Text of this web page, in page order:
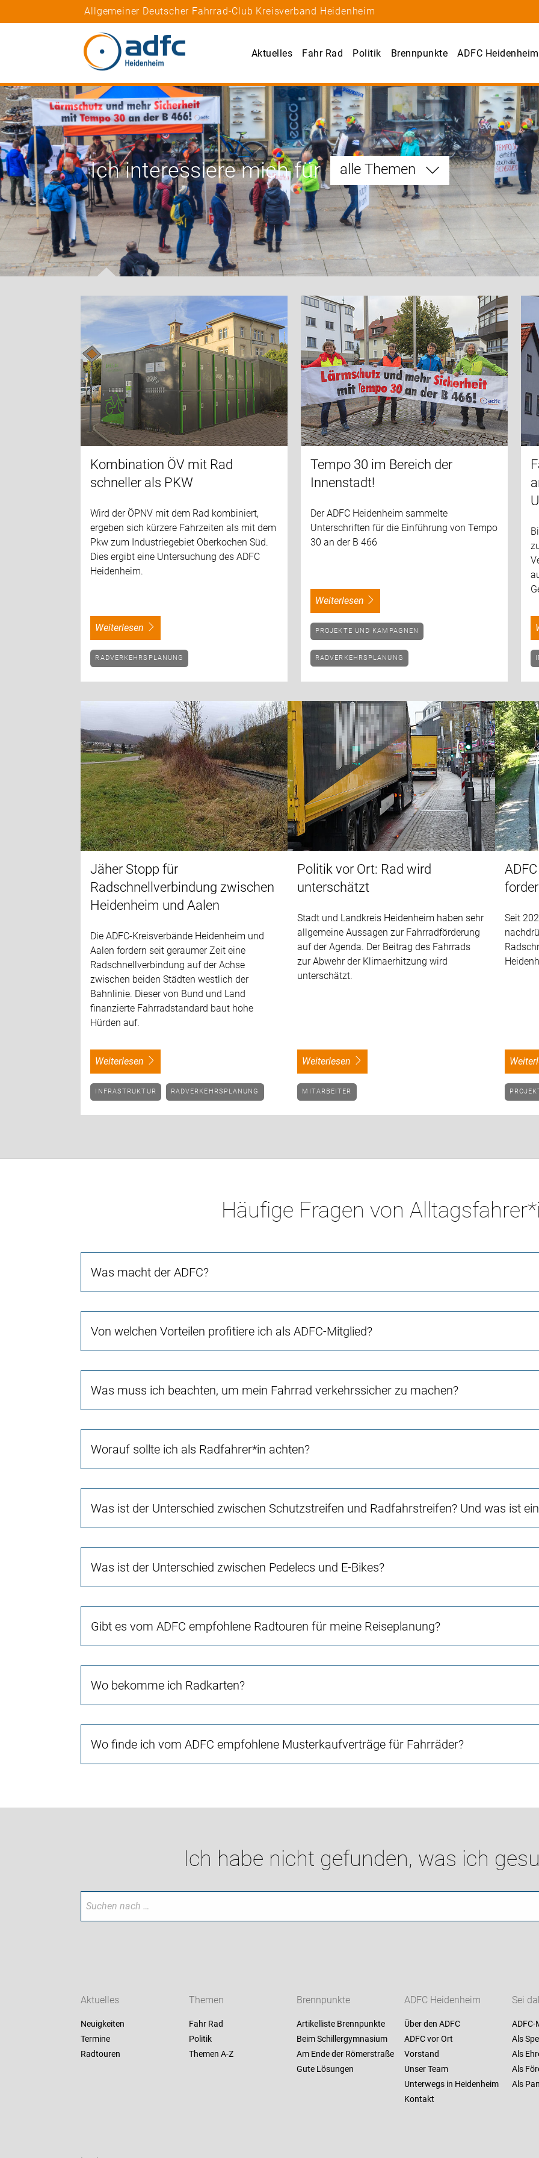
Allgemeiner Deutscher Fahrrad-Club Kreisverband Heidenheim
Aktuelles Fahr Rad Politik Brennpunkte ADFC Heidenheim
Ich interessiere mich für alle Themen
Kombination ÖV mit Rad
schneller als PKW
Wird der ÖPNV mit dem Rad kombiniert,
ergeben sich kürzere Fahrzeiten als mit dem
Pkw zum Industriegebiet Oberkochen Süd.
Dies ergibt eine Untersuchung des ADFC
Heidenheim.
weiterlesen
RADVERKEHRSPLANUNG
Tempo 30 im Bereich der
Innenstadt!
Der ADFC Heidenheim sammelte
Unterschriften für die Einführung von Tempo
30 an der B 466
weiterlesen
PROJEKTE UND KAMPAGNEN
RADVERKEHRSPLANUNG
Jäher Stopp für
Radschnellverbindung zwischen
Heidenheim und Aalen
Die ADFC-Kreisverbände Heidenheim und
Aalen fordern seit geraumer Zeit eine
Radschnellverbindung auf der Achse
zwischen beiden Städten westlich der
Bahnlinie. Dieser von Bund und Land
finanzierte Fahrradstandard baut hohe
Hürden auf.
weiterlesen
INFRASTRUKTUR RADVERKEHRSPLANUNG
Politik vor Ort: Rad wird
unterschätzt
Stadt und Landkreis Heidenheim haben sehr
allgemeine Aussagen zur Fahrradförderung
auf der Agenda. Der Beitrag des Fahrrads
zur Abwehr der Klimaerhitzung wird
unterschätzt.
weiterlesen
MITARBEITER
Seit
Häufige Fragen von
Was macht der ADFC?
Von welchen Vorteilen profitiere ich als ADFC-Mitglied?
Was muss ich beachten, um mein Fahrrad verkehrssicher zu machen?
Worauf sollte ich als Radfahrer*in achten?
Was ist der Unterschied zwischen Schutzstreifen und Radfahrstreifen? Und was ist
Was ist der Unterschied zwischen Pedelecs und E-Bikes?
Gibt es vom ADFC empfohlene Radtouren für meine Reiseplanung?
Wo bekomme ich Radkarten?
Wo finde ich vom ADFC empfohlene Musterkaufverträge für Fahrräder?
Ich habe nicht gefunden, was ich
Aktuelles
Neuigkeiten
Termine
Radtouren
Themen
Fahr Rad
Politik
Themen A-Z
Brennpunkte
Artikelliste Brennpunkte
Beim Schillergymnasium
Am Ende der Römerstraße
Gute Lösungen
ADFC Heidenheim
Über den ADFC
ADFC vor Ort
Vorstand
Unser Team
Unterwegs in Heidenheim
Kontakt
Sei
Als
Als
Als
Als